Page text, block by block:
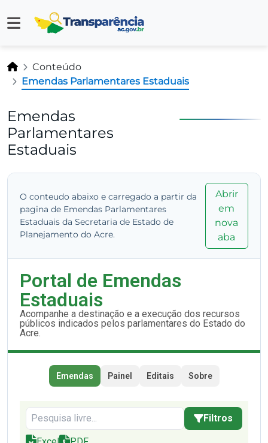
Conteúdo
Emendas Parlamentares Estaduais
Emendas
Parlamentares
Estaduais
O conteudo abaixo e carregado a partir da
pagina de Emendas Parlamentares
Estaduais da Secretaria de Estado de
Planejamento do Acre.
Abrir
em
nova
aba